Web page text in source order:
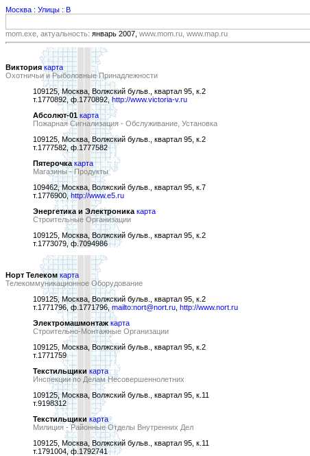
Москва : Улицы : В
mom.exe, актуальность: январь 2007, www.mom.ru, www.map.ru
Виктория карта
Охотничьи и Рыболовные Принадлежности
109125, Москва, Волжский бульв., квартал 95, к.2
т.1770892, ф.1770892,http://www.victoria-v.ru
Абсолют-01 карта
Пожарная Сигнализация - Обслуживание, Установка
109125, Москва, Волжский бульв., квартал 95, к.2
т.1777582, ф.1777582
Пятерочка карта
Магазины - Продукты
109462, Москва, Волжский бульв., квартал 95, к.7
т.1776900,http://www.e5.ru
Энергетика и Электроника карта
Строительные Организации
109125, Москва, Волжский бульв., квартал 95, к.2
т.1773079, ф.7094986
Норт Телеком карта
Телекоммуникационное Оборудование
109125, Москва, Волжский бульв., квартал 95, к.2
т.1771796, ф.1771796,mailto:nort@nort.ru http://www.nort.ru
Электромашмонтаж карта
Строительно-Монтажные Организации
109125, Москва, Волжский бульв., квартал 95, к.2
т.1771759
Текстильщики карта
Инспекции по Делам Несовершеннолетних
109125, Москва, Волжский бульв., квартал 95, к.11
т.9198312
Текстильщики карта
Милиция - Районные Отделы Внутренних Дел
109125, Москва, Волжский бульв., квартал 95, к.11
т.1791004, ф.1792741